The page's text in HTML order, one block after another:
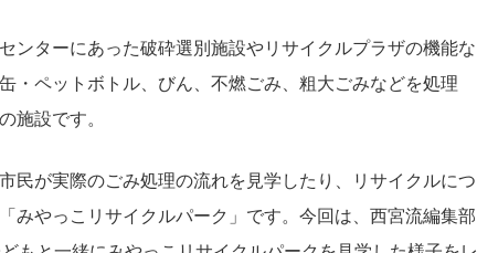
ンターにあった破砕選別施設やリサイクルプラザの機能な
・ペットボトル、びん、不燃ごみ、粗大ごみなどを処理
施設です。
民が実際のごみ処理の流れを見学したり、リサイクルにつ
みやっこリサイクルパーク」です。今回は、西宮流編集部